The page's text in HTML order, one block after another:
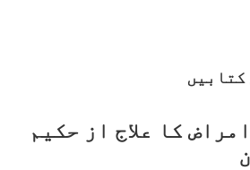
کتابیں
کا علاج از حکیم